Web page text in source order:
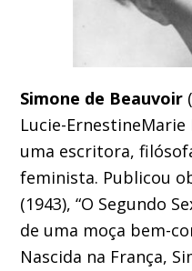
Simone de Beauvoir
Lucie-
uma escritora,
feminista. Publicou
(1943), “O Segundo
de uma moça bem-
Nascida na França,